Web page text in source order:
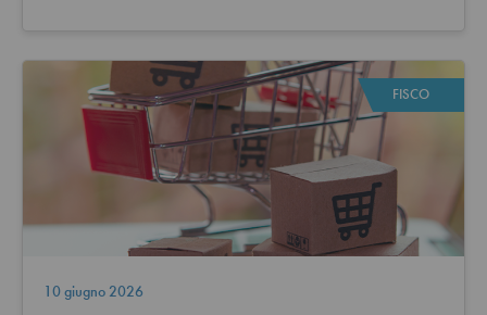
FISCO
10 giugno 2026